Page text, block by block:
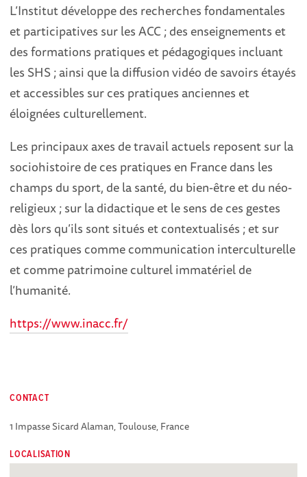
L’Institut développe des recherches fondamentales
et participatives sur les ACC ; des enseignements et
des formations pratiques et pédagogiques incluant
les SHS ; ainsi que la diffusion vidéo de savoirs étayés
et accessibles sur ces pratiques anciennes et
éloignées culturellement.
Les principaux axes de travail actuels reposent sur la
sociohistoire de ces pratiques en France dans les
champs du sport, de la santé, du bien-être et du néo-
religieux ; sur la didactique et le sens de ces gestes
dès lors qu’ils sont situés et contextualisés ; et sur
ces pratiques comme communication interculturelle
et comme patrimoine culturel immatériel de
l’humanité.
https://www.inacc.fr/
CONTACT
1 Impasse Sicard Alaman, Toulouse, France
LOCALISATION